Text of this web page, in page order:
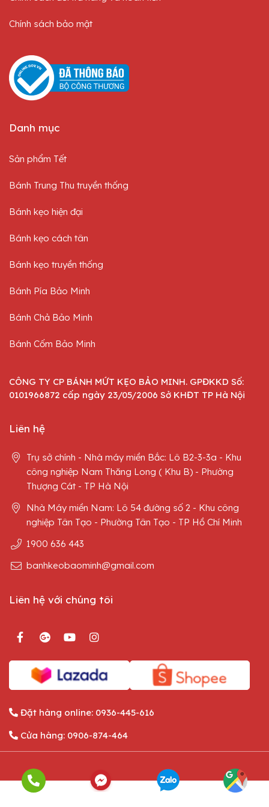
Chính sách bảo mật
Danh mục
Sản phẩm Tết
Bánh Trung Thu truyền thống
Bánh kẹo hiện đại
Bánh kẹo cách tân
Bánh kẹo truyền thống
Bánh Pía Bảo Minh
Bánh Chả Bảo Minh
Bánh Cốm Bảo Minh
CÔNG TY CP BÁNH MỨT KẸO BẢO MINH. GPĐKKD Số:
0101966872 cấp ngày 23/05/2006 Sở KHĐT TP Hà Nội
Liên hệ
Trụ sở chính - Nhà máy miền Bắc: Lô B2-3-3a - Khu
công nghiệp Nam Thăng Long ( Khu B) - Phường
Thượng Cát - TP Hà Nội
Nhà Máy miền Nam: Lô 54 đường số 2 - Khu công
nghiệp Tân Tạo - Phường Tân Tạo - TP Hồ Chí Minh
1900 636 443
banhkeobaominh@gmail.com
Liên hệ với chúng tôi
Đặt hàng online: 0936-445-616
Cửa hàng: 0906-874-464
English Tiếng Việt